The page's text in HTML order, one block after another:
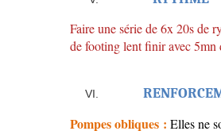
Faire une série de 6x 20s de
de footing lent finir avec 5mn
Pompes obliques : Elles ne